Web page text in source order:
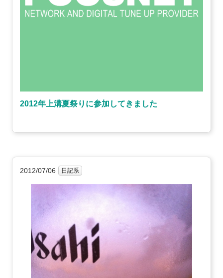
2012年上溝夏祭りに参加してきました
2012/07/06 日記系